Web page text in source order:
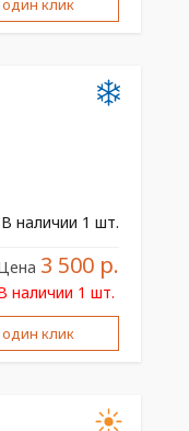
клик
В наличии 1 шт.
3 500 р.
наличии 1 шт.
клик